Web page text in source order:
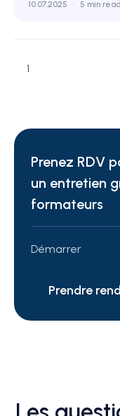
10.07.2025 • 5 min read
1
Prenez RDV
un entretien
formateurs
Démarrer
Prendre